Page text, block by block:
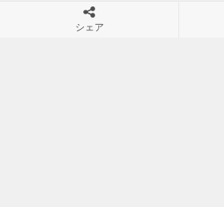
村田裕之の団塊・シニアビジネス・シニア
シェア